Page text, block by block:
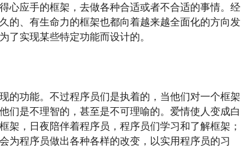
心应手的框架，去做各种合适或者不合适的事情。经
的、有生命力的框架也都向着越来越全面化的方向发
了实现某些特定功能而设计的。
的功能。不过程序员们是执着的，当他们对一个框架
们是不理智的，甚至是不可理喻的。爱情使人变成白
架，日夜陪伴着程序员，程序员们学习和了解框架；
为程序员做出各种各样的改变，以实用程序员的习